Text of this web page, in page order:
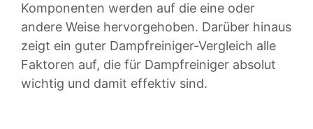
Komponenten werden auf die eine oder
andere Weise hervorgehoben. Darüber hinaus
zeigt ein guter Dampfreiniger-Vergleich alle
Faktoren auf, die für Dampfreiniger absolut
wichtig und damit effektiv sind.